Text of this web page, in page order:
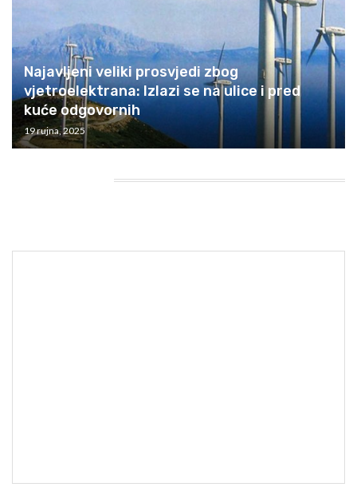
Najavljeni veliki prosvjedi zbog
vjetroelektrana: Izlazi se na ulice i pred
kuće odgovornih
19 rujna, 2025